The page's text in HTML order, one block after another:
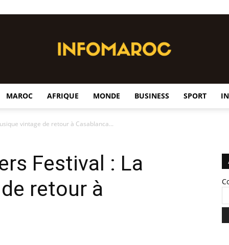
MAROC AFRIQUE MONDE BUSINESS SPORT
vintage de retour à Casablanca...
Festival : La
retour à